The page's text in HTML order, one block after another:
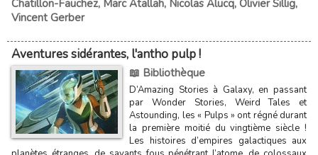
Chatillon-Fauchez, Marc Atallah, Nicolas Alucq, Olivier Sillig,
Vincent Gerber
Aventures sidérantes, l'antho pulp !
📖 Bibliothèque
D’Amazing Stories à Galaxy, en passant
par Wonder Stories, Weird Tales et
Astounding, les « Pulps » ont régné durant
la première moitié du vingtième siècle !
Les histoires d’empires galactiques aux